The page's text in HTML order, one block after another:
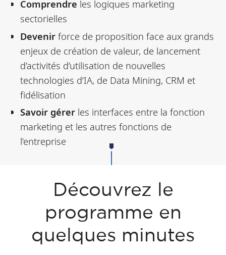
Comprendre les logiques marketing
sectorielles
Devenirforce de proposition face aux grands
enjeux de création de valeur, de lancement
d’activités d’utilisation de nouvelles
technologies d’IA, de Data Mining, CRM et
fidélisation
Savoir gérerles interfaces entre la fonction
marketing et les autres fonctions de
l’entreprise
Découvrez le
programme en
quelques minutes